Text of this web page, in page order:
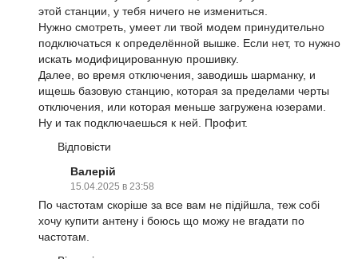
этой станции, у тебя ничего не измениться.
Нужно смотреть, умеет ли твой модем принудительно
подключаться к определённой вышке. Если нет, то нужно
искать модифицированную прошивку.
Далее, во время отключения, заводишь шарманку, и
ищешь базовую станцию, которая за пределами черты
отключения, или которая меньше загружена юзерами.
Ну и так подключаешься к ней. Профит.
Відповісти
Валерій
15.04.2025 в 23:58
По частотам скоріше за все вам не підійшла, теж собі
хочу купити антену і боюсь що можу не вгадати по
частотам.